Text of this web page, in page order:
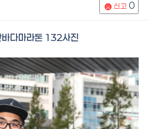
신고 0
다마라톤 132사진